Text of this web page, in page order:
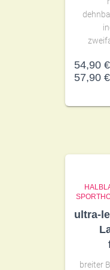
54,90 €
57,90 €
ultra-
breiter